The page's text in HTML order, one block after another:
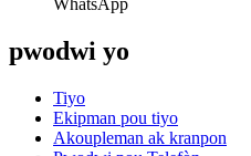
WhatsApp
pwodwi yo
Tiyo
Ekipman pou tiyo
Akoupleman ak kranpon